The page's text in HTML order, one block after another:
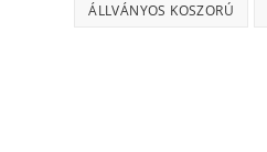
ÁLLVÁNYOS KOSZORÚ